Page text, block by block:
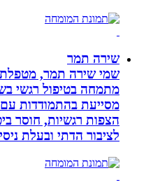
שירה תמר
שמי שירה תמר, מטפלת
מסייעת בהתמודדות עם
הצפות רגשיות, חוסר
לציבור הדתי ובעלת